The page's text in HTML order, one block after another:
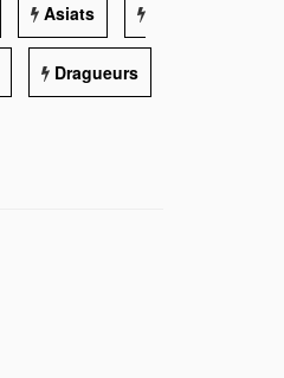
Asiats
Dragueurs